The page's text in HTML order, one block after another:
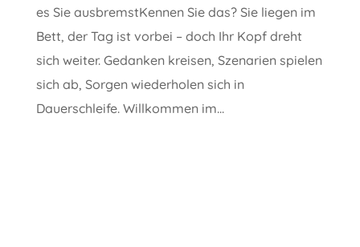
es Sie ausbremstKennen Sie das? Sie liegen im
Bett, der Tag ist vorbei – doch Ihr Kopf dreht
sich weiter. Gedanken kreisen, Szenarien spielen
sich ab, Sorgen wiederholen sich in
Dauerschleife. Willkommen im...